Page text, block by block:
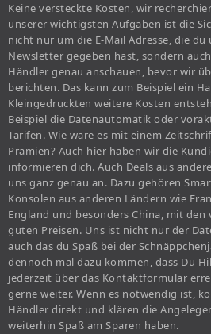
Keine versteckte Kosten, wir
unserer wichtigsten Aufgaben ist die
nicht nur um die E-Mail Adresse, die
Newsletter gegeben hast, sondern
Händler genau anschauen, bevor wir
berichten. Das kann zum Beispiel ein
Kleingedruckten weitere Kosten
Beispiel die Datenautomatik oder
Tarifen. Wie wäre es mit einem
Prämien? Auch hier haben wir die
informieren dich. Auch Deals aus
uns ganz genau an. Dazu gehören
Konsolen aus anderen Ländern wie
England und besonders China, mit den
guten Preisen. Uns ist nicht nur der
auch das du Spaß bei der
dennoch mal dazu kommen, dass Du
jederzeit über das Kontaktformular
gerne weiter. Wenn es notwendig ist,
Händler direkt und klären die
weiterhin Spaß am Sparen haben.